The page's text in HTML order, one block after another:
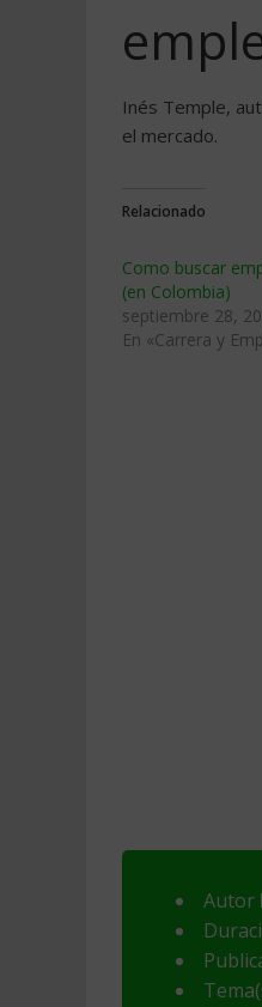
Inés Temple,
el mercado.
Relacionado
Como buscar
(en Colombia)
septiembre 28,
En «Carrera y
Autor